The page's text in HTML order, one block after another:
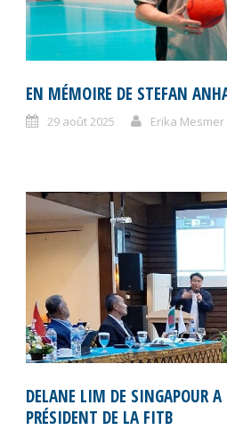
EN MÉMOIRE DE STEFAN
29 août 2025 Erika Mesmer
DELANE LIM DE SINGAPOUR
PRÉSIDENT DE LA FITB